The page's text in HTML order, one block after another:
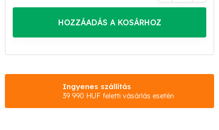
HOZZÁADÁS A KOSÁRHOZ
Ingyenes szállítás
39 990 HUF feletti vásárlás esetén